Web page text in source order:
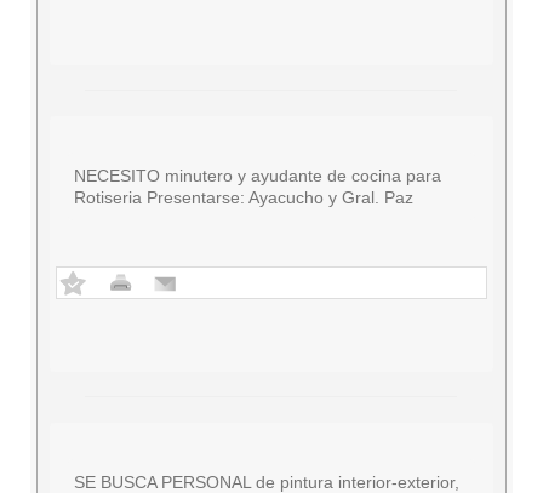
NECESITO minutero y ayudante de cocina para
Rotiseria Presentarse: Ayacucho y Gral. Paz
SE BUSCA PERSONAL de pintura interior-exterior,